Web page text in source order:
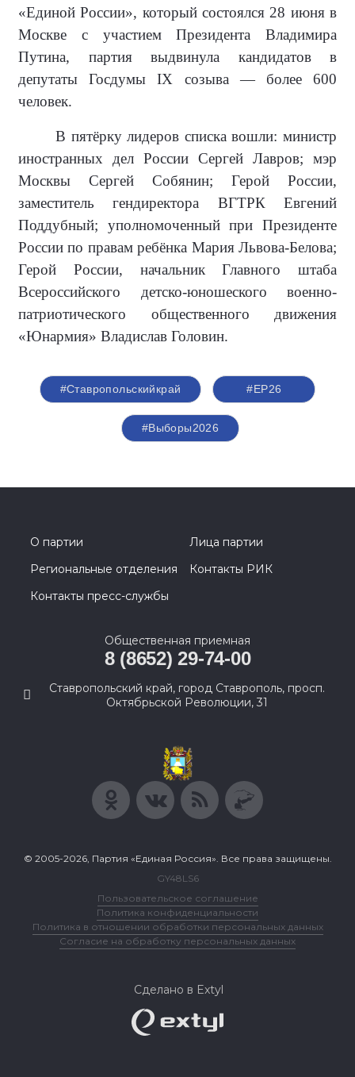
«Единой России», который состоялся 28 июня в
Москве с участием Президента Владимира
Путина, партия выдвинула кандидатов в
депутаты Госдумы IX созыва — более 600
человек.
В пятёрку лидеров списка вошли: министр
иностранных дел России Сергей Лавров; мэр
Москвы Сергей Собянин; Герой России,
заместитель гендиректора ВГТРК Евгений
Поддубный; уполномоченный при Президенте
России по правам ребёнка Мария Львова-Белова;
Герой России, начальник Главного штаба
Всероссийского детско-юношеского военно-
патриотического общественного движения
«Юнармия» Владислав Головин.
#Ставропольскийкрай #ЕР26
#Выборы2026
О партии
Лица партии
Региональные отделения
Контакты РИК
Контакты пресс-службы
Общественная приемная
8 (8652) 29-74-00
Ставропольский край, город Ставрополь, просп.
Октябрьской Революции, 31
© 2005-2026, Партия «Единая Россия». Все права защищены.
GY48LS6
Пользовательское соглашение
Политика конфиденциальности
Политика в отношении обработки персональных данных
Согласие на обработку персональных данных
Сделано в Extyl